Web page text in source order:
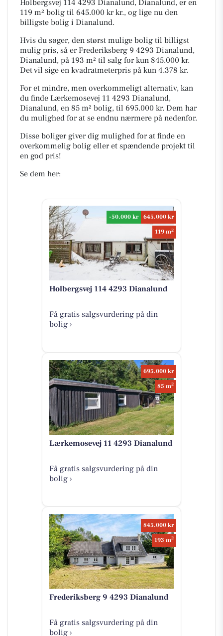
Holbergsvej 114 4293 Dianalund, Dianalund, er en
119 m² bolig til 645.000 kr kr., og lige nu den
billigste bolig i Dianalund.
Hvis du søger, den størst mulige bolig til billigst
mulig pris, så er Frederiksberg 9 4293 Dianalund,
Dianalund, på 193 m² til salg for kun 845.000 kr.
Det vil sige en kvadratmeterpris på kun 4.378 kr.
For et mindre, men overkommeligt alternativ, kan
du finde Lærkemosevej 11 4293 Dianalund,
Dianalund, en 85 m² bolig, til 695.000 kr. Dem har
du mulighed for at se endnu nærmere på nedenfor.
Disse boliger giver dig mulighed for at finde en
overkommelig bolig eller et spændende projekt til
en god pris!
Se dem her:
-50.000 kr
645.000 kr
119 m2
Holbergsvej 114 4293 Dianalund
Få gratis salgsvurdering på din
bolig ›
695.000 kr
85 m2
Lærkemosevej 11 4293 Dianalund
Få gratis salgsvurdering på din
bolig ›
845.000 kr
193 m2
Frederiksberg 9 4293 Dianalund
Få gratis salgsvurdering på din
bolig ›